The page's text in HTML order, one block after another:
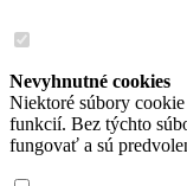
Nevyhnutné cookies
Niektoré súbory
funkcií. Bez týchto
fungovať a sú